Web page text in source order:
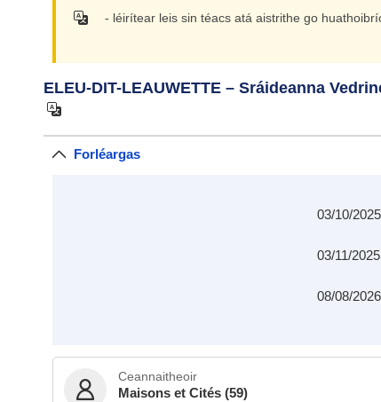
- léirítear leis sin téacs atá aistrithe go
ELEU-DIT-LEAUWETTE – Sráideanna
Forléargas
03/10/2025
03/11/2025
08/08/2026
Ceannaitheoir
Maisons et Cités (59)